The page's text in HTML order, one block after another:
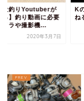
役釣りYoutuberが
る】釣り動画に必要
メラや撮影機...
2020年3月7日
K
ね